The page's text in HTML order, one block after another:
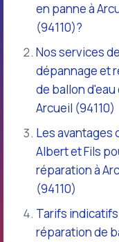
en panne à
(94110)?
Nos services de
dépannage et
de ballon d'eau
Arcueil (94110)
Les avantages
Albert et Fils
réparation à
(94110)
Tarifs
réparation de